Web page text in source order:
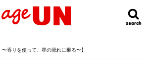
search
search
ンキング 明日の運勢ランキング 今週の運勢
香りを使って、星の流れに乗る〜】